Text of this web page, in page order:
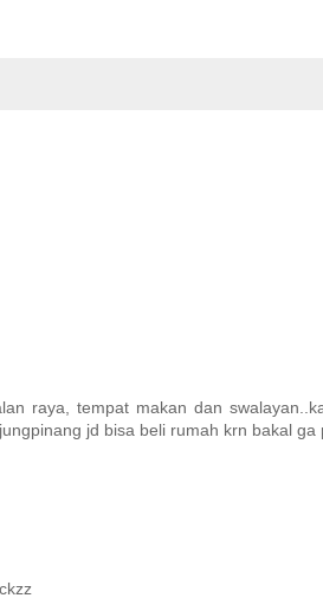
raya, tempat makan dan
jd bisa beli rumah krn bakal ga